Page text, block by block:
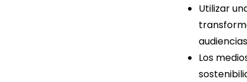
Utilizar
Los